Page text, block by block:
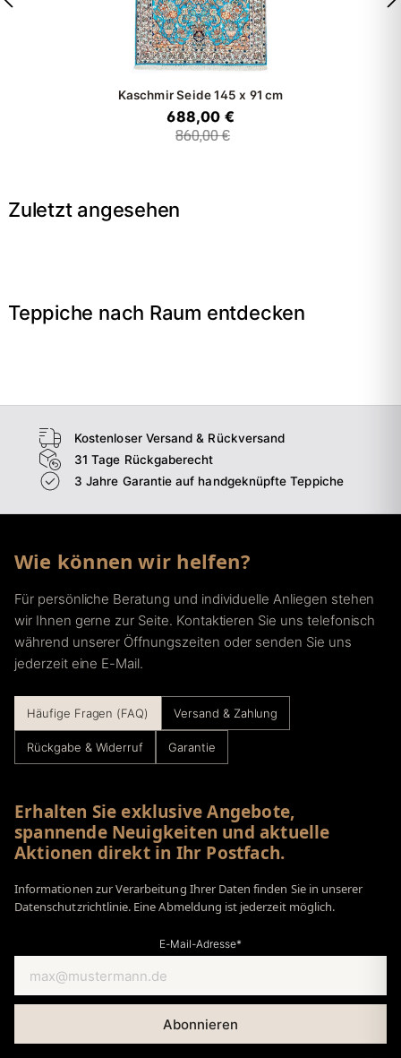
Kaschmir Seide 145 x 91 cm
688,00 €
860,00 €
Zuletzt angesehen
Teppiche nach Raum entdecken
Wohnzimmer
Kostenloser Versand & Rückversand
31 Tage Rückgaberecht
3 Jahre Garantie auf handgeknüpfte Teppiche
Wie können wir helfen?
Für persönliche Beratung und individuelle Anliegen stehen
wir Ihnen gerne zur Seite. Kontaktieren Sie uns telefonisch
während unserer Öffnungszeiten oder senden Sie uns
jederzeit eine E-Mail.
Häufige Fragen (FAQ) Versand & Zahlung
Rückgabe & Widerruf Garantie
Erhalten Sie exklusive Angebote,
spannende Neuigkeiten und aktuelle
Aktionen direkt in Ihr Postfach.
Informationen zur Verarbeitung Ihrer Daten finden Sie in unserer
Datenschutzrichtlinie. Eine Abmeldung ist jederzeit möglich.
E-Mail-Adresse*